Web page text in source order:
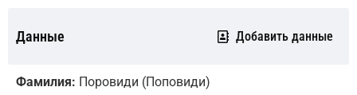
Данные Добавить данные
Фамилия: Поровиди (Поповиди)